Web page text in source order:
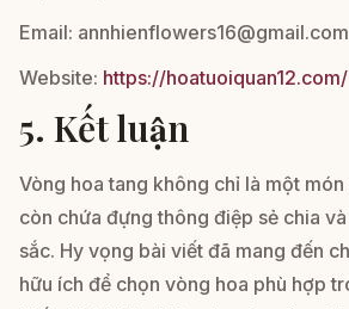
Email: annhienflowers16@gmail.com
Website: https://hoatuoiquan12.com/
5. Kết luận
Vòng hoa tang không chỉ là một
còn chứa đựng thông điệp sẻ chia
sắc. Hy vọng bài viết đã mang đến
hữu ích để chọn vòng hoa phù hợp